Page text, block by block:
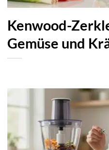
Kenwood-
Gemüse und